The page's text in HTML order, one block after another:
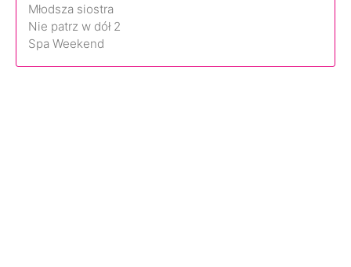
Młodsza siostra
Nie patrz w dół 2
Spa Weekend